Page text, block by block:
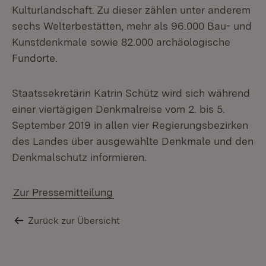
Kulturlandschaft. Zu dieser zählen unter anderem
sechs Welterbestätten, mehr als 96.000 Bau- und
Kunstdenkmale sowie 82.000 archäologische
Fundorte.
Staatssekretärin Katrin Schütz wird sich während
einer viertägigen Denkmalreise vom 2. bis 5.
September 2019 in allen vier Regierungsbezirken
des Landes über ausgewählte Denkmale und den
Denkmalschutz informieren.
Zur Pressemitteilung
Zurück zur Übersicht